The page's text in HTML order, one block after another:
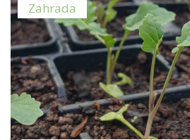
Zahrada